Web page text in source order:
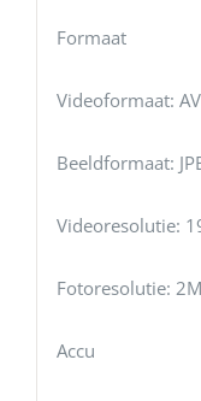
Formaat
Videoformaat:
Beeldformaat:
Videoresolutie:
Fotoresolutie:
Accu